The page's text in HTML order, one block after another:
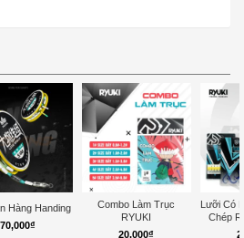
Hàng Handing
70,000₫
Combo Làm Trục
RYUKI
20,000₫
Lưỡi Có
Chép